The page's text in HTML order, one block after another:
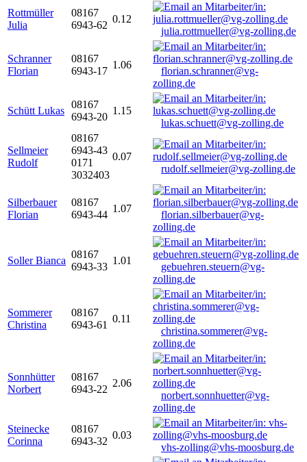
Rottmüller
Julia
08167
6943-62
0.12
julia.rottmueller@vg-zolling.de
Schranner
Florian
08167
6943-17
1.06
florian.schranner@vg-
zolling.de
Schütt Lukas
08167
6943-20
1.15
lukas.schuett@vg-zolling.de
Sellmeier
Rudolf
08167
6943-43
0171
3032403
0.07
rudolf.sellmeier@vg-zolling.de
Silberbauer
Florian
08167
6943-44
1.07
florian.silberbauer@vg-
zolling.de
Soller Bianca
08167
6943-33
1.01
gebuehren.steuern@vg-
zolling.de
Sommerer
Christina
08167
6943-61
0.11
christina.sommerer@vg-
zolling.de
Sonnhütter
Norbert
08167
6943-22
2.06
norbert.sonnhuetter@vg-
zolling.de
Steinecke
Corinna
08167
6943-32
0.03
vhs-zolling@vhs-moosburg.de